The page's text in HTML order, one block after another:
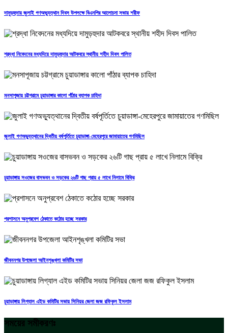
দামুড়হুদায় জুলাই গণঅভ্যুত্থান দিবস উপলক্ষে বিএনপির আলোচনা সভায় শরীফ
শ্রদ্ধা নিবেদনের মধ্যদিয়ে দামুড়হুদার আটকবরে স্থানীয় শহীদ দিবস পালিত
মনসাপূজায় চট্টগ্রামে চুয়াডাঙ্গার কালো পাঁঠার ব্যাপক চাহিদা
জুলাই গণঅভ্যুত্থানের দ্বিতীয় বর্ষপূর্তিতে চুয়াডাঙ্গা-মেহেরপুরে জামায়াতের গণমিছিল
চুয়াডাঙ্গায় সওজের বাসভবন ও সড়কের ২৬টি গাছ প্রায় ৫ লাখে নিলামে বিক্রি
প্রশাসনে অনুপ্রবেশ ঠেকাতে কঠোর হচ্ছে সরকার
জীবননগর উপজেলা আইনশৃঙ্খলা কমিটির সভা
চুয়াডাঙ্গায় লিগ্যাল এইড কমিটির সভায় সিনিয়র জেলা জজ রফিকুল ইসলাম
সময়ের সমীকরণঃ